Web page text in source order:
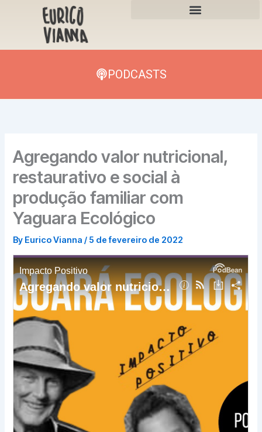
PODCASTS
Agregando valor nutricional,
restaurativo e social à
produção familiar com
Yaguara Ecológico
By Eurico Vianna / 5 de fevereiro de 2022